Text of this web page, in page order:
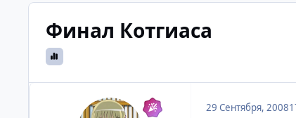
Финал Котгиаса
29 Сентября, 2008